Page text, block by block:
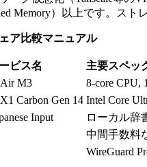
Memory）以上です。ス
ア比較マニュアル
ビス名 主要スペッ
M3 8-core CPU,
Carbon Gen 14 Intel Core
Input ローカル辞
中間手数料
WireGuard